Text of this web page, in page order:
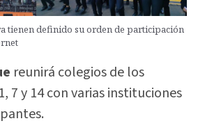
tienen definido su orden de participación
reunirá colegios de los
7 y 14 con varias instituciones